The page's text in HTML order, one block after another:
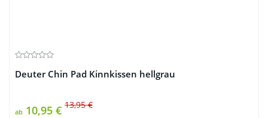
Deuter Chin Pad Kinnkissen hellgrau
ab 10,95 € 13,95 €